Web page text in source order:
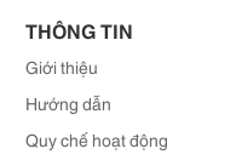
THÔNG TIN
Giới thiệu
Hướng dẫn
Quy chế hoạt động